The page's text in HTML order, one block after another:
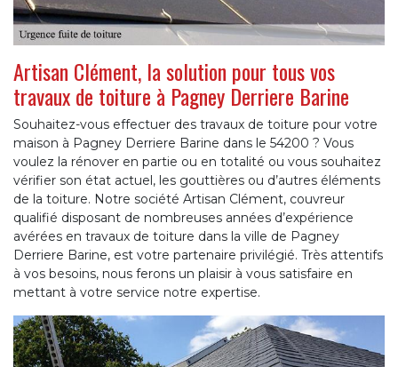
Artisan Clément, la solution pour tous vos
travaux de toiture à Pagney Derriere Barine
Souhaitez-vous effectuer des travaux de toiture pour votre
maison à Pagney Derriere Barine dans le 54200 ? Vous
voulez la rénover en partie ou en totalité ou vous souhaitez
vérifier son état actuel, les gouttières ou d’autres éléments
de la toiture. Notre société Artisan Clément, couvreur
qualifié disposant de nombreuses années d’expérience
avérées en travaux de toiture dans la ville de Pagney
Derriere Barine, est votre partenaire privilégié. Très attentifs
à vos besoins, nous ferons un plaisir à vous satisfaire en
mettant à votre service notre expertise.